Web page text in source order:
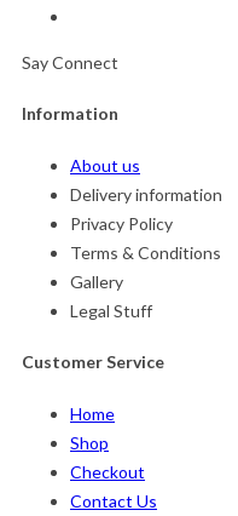
Say Connect
Information
About us
Delivery information
Privacy Policy
Terms & Conditions
Gallery
Legal Stuff
Customer Service
Home
Shop
Checkout
Contact Us